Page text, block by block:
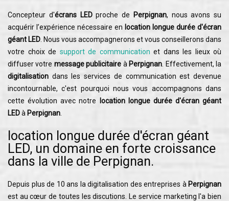
Concepteur d'écrans LEDproche de Perpignan, nous avons su
acquérir l’expérience nécessaire en location longue durée d'écran
géant LED . Nous vous accompagnerons et vous conseillerons dans
votre choix de support de communication et dans les lieux où
diffuser votre message publicitaire à Perpignan . Effectivement, la
digitalisation dans les services de communication est devenue
incontournable, c'est pourquoi nous vous accompagnons dans
cette évolution avec notre
location longue durée d'écran géant
LEDà Perpignan
location longue durée d'écran géant
LED, un domaine en forte croissance
dans la ville de Perpignan.
Depuis plus de 10 ans la digitalisation des entreprises à Perpignan
est au cœur de toutes les discutions. Le service marketing l'a bien